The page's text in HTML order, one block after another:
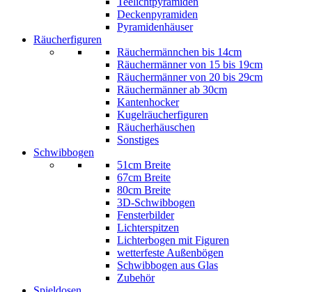
Deckenpyramiden
Pyramidenhäuser
Räucherfiguren
Räuchermännchen bis 14cm
Räuchermänner von 15 bis 19cm
Räuchermänner von 20 bis 29cm
Räuchermänner ab 30cm
Kantenhocker
Kugelräucherfiguren
Räucherhäuschen
Sonstiges
Schwibbogen
51cm Breite
67cm Breite
80cm Breite
3D-Schwibbogen
Fensterbilder
Lichterspitzen
Lichterbogen mit Figuren
wetterfeste Außenbögen
Schwibbogen aus Glas
Zubehör